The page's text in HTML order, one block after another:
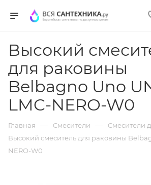
Высокий
для раковины
Belbagno Uno
LMC-NERO-W0
Главная — Смесители — Смесители
Высокий смеситель для раковины
NERO-W0